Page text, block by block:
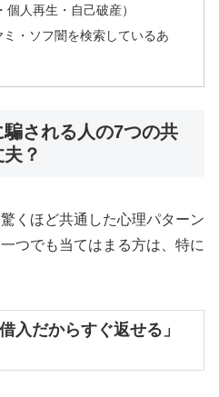
人再生・自己破産）
・ソフ闇を検索しているあ
される人の7つの共
？
くほど共通した心理パターン
つでも当てはまる方は、特に
入だからすぐ返せる」